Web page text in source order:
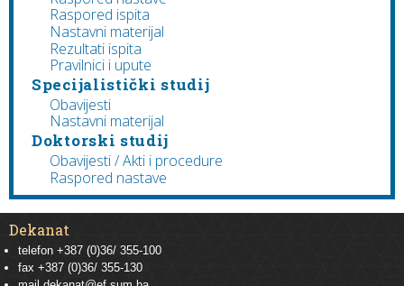
Raspored ispita
Nastavni materijal
Rezultati ispita
Pravilnici i upute
Specijalistički studij
Obavijesti
Nastavni materijal
Doktorski studij
Obavijesti / Akti i procedure
Raspored nastave
Dekanat
telefon +387 (0)36/ 355-100
fax +387 (0)36/ 355-130